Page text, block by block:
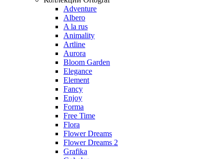
Adventure
Albero
A la rus
Animality
Artline
Aurora
Bloom Garden
Elegance
Element
Fancy
Enjoy
Forma
Free Time
Flora
Flower Dreams
Flower Dreams 2
Grafika